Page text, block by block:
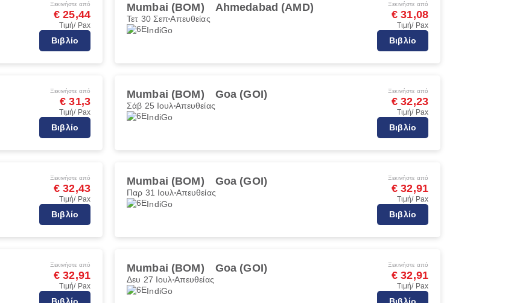
Ξεκινήστε από
€ 25,44
Τιμή/ Pax
Βιβλίο
Mumbai (BOM) Ahmedabad (AMD)
Τετ 30 ΣεπΑπευθείας
IndiGo
Ξεκινήστε από
€ 31,08
Τιμή/ Pax
Βιβλίο
Ξεκινήστε από
€ 31,3
Τιμή/ Pax
Βιβλίο
Mumbai (BOM) Goa (GOI)
Σάβ 25 Ιουλ Απευθείας
IndiGo
Ξεκινήστε από
€ 32,23
Τιμή/ Pax
Βιβλίο
Ξεκινήστε από
€ 32,43
Τιμή/ Pax
Βιβλίο
Mumbai (BOM) Goa (GOI)
Παρ 31 Ιουλ Απευθείας
IndiGo
Ξεκινήστε από
€ 32,91
Τιμή/ Pax
Βιβλίο
Ξεκινήστε από
€ 32,91
Τιμή/ Pax
Mumbai (BOM) Goa (GOI)
Δευ 27 Ιουλ Απευθείας
IndiGo
Ξεκινήστε από
€ 32,91
Τιμή/ Pax